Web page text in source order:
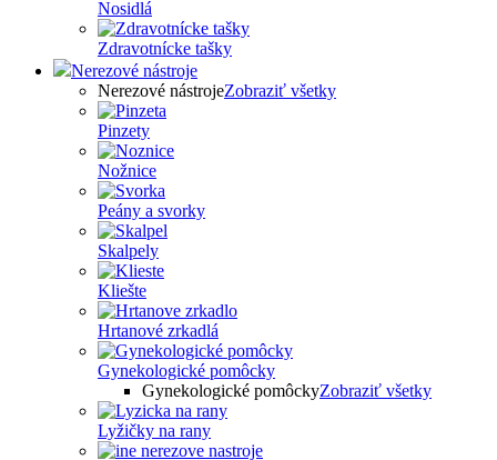
Nosidlá
Zdravotnícke tašky
Nerezové nástroje
Nerezové nástrojeZobraziť všetky
Pinzety
Nožnice
Peány a svorky
Skalpely
Kliešte
Hrtanové zrkadlá
Gynekologické pomôcky
Gynekologické pomôckyZobraziť všetky
Lyžičky na rany